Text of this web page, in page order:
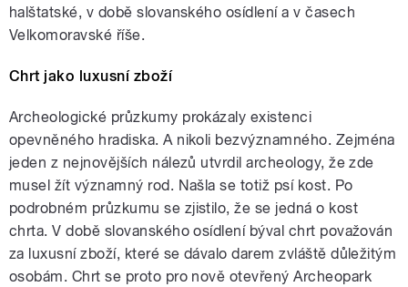
halštatské, v době slovanského osídlení a v časech
Velkomoravské říše.
Chrt jako luxusní zboží
Archeologické průzkumy prokázaly existenci
opevněného hradiska. A nikoli bezvýznamného. Zejména
jeden z nejnovějších nálezů utvrdil archeology, že zde
musel žít významný rod. Našla se totiž psí kost. Po
podrobném průzkumu se zjistilo, že se jedná o kost
chrta. V době slovanského osídlení býval chrt považován
za luxusní zboží, které se dávalo darem zvláště důležitým
osobám. Chrt se proto pro nově otevřený Archeopark